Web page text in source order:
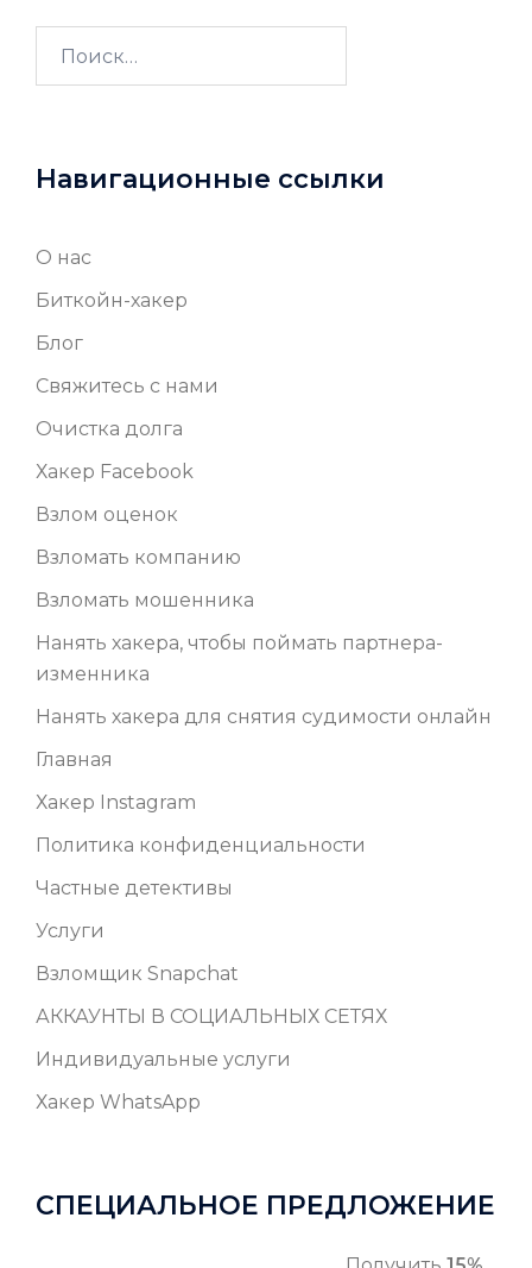
Навигационные ссылки
О нас
Биткойн-хакер
Блог
Свяжитесь с нами
Очистка долга
Хакер Facebook
Взлом оценок
Взломать компанию
Взломать мошенника
Нанять хакера, чтобы поймать партнера-
изменника
Нанять хакера для снятия судимости онлайн
Главная
Хакер Instagram
Политика конфиденциальности
Частные детективы
Услуги
Взломщик Snapchat
АККАУНТЫ В СОЦИАЛЬНЫХ СЕТЯХ
Индивидуальные услуги
Хакер WhatsApp
СПЕЦИАЛЬНОЕ ПРЕДЛОЖЕНИЕ